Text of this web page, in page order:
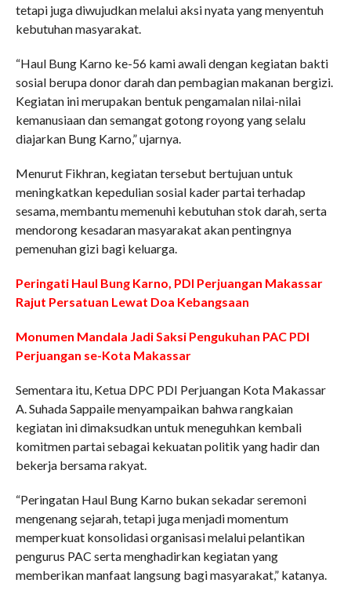
tetapi juga diwujudkan melalui aksi nyata yang menyentuh
kebutuhan masyarakat.
“Haul Bung Karno ke-56 kami awali dengan kegiatan bakti
sosial berupa donor darah dan pembagian makanan bergizi.
Kegiatan ini merupakan bentuk pengamalan nilai-nilai
kemanusiaan dan semangat gotong royong yang selalu
diajarkan Bung Karno,” ujarnya.
Menurut Fikhran, kegiatan tersebut bertujuan untuk
meningkatkan kepedulian sosial kader partai terhadap
sesama, membantu memenuhi kebutuhan stok darah, serta
mendorong kesadaran masyarakat akan pentingnya
pemenuhan gizi bagi keluarga.
Peringati Haul Bung Karno, PDI Perjuangan Makassar
Rajut Persatuan Lewat Doa Kebangsaan
Monumen Mandala Jadi Saksi Pengukuhan PAC PDI
Perjuangan se-Kota Makassar
Sementara itu, Ketua DPC PDI Perjuangan Kota Makassar
A. Suhada Sappaile menyampaikan bahwa rangkaian
kegiatan ini dimaksudkan untuk meneguhkan kembali
komitmen partai sebagai kekuatan politik yang hadir dan
bekerja bersama rakyat.
“Peringatan Haul Bung Karno bukan sekadar seremoni
mengenang sejarah, tetapi juga menjadi momentum
memperkuat konsolidasi organisasi melalui pelantikan
pengurus PAC serta menghadirkan kegiatan yang
memberikan manfaat langsung bagi masyarakat,” katanya.